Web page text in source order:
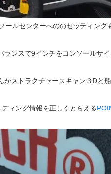
ールセンターへののセッティング
ランスで9インチをコンソールサイ
がストラクチャースキャン３Dと
ィング情報を正しくとらえる